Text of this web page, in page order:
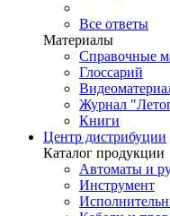
Все ответы
Материалы
Справочные
Глоссарий
Журнал
Книги
Центр дистрибуции
Каталог продукции
Автоматы и
Инструмент